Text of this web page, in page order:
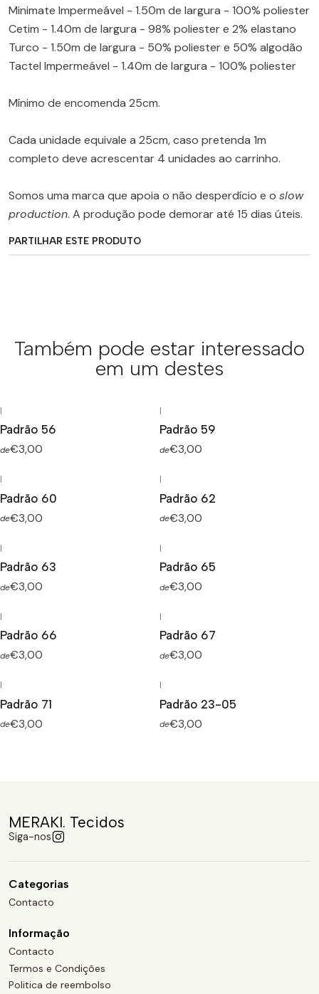
Minimate Impermeável - 1.50m de largura - 100% poliester
Cetim - 1.40m de largura - 98% poliester e 2% elastano
Turco - 1.50m de largura - 50% poliester e 50% algodão
Tactel Impermeável - 1.40m de largura - 100% poliester
Mínimo de encomenda 25cm.
Cada unidade equivale a 25cm, caso pretenda 1m
completo deve acrescentar 4 unidades ao carrinho.
Somos uma marca que apoia o não desperdício e o slow
production. A produção pode demorar até 15 dias úteis.
PARTILHAR ESTE PRODUTO
Também pode estar interessado
em um destes
|
Padrão 56
de€3,00
|
Padrão 59
de€3,00
|
Padrão 60
de€3,00
|
Padrão 62
de€3,00
|
Padrão 63
de€3,00
|
Padrão 65
de€3,00
|
Padrão 66
de€3,00
|
Padrão 67
de€3,00
|
Padrão 71
de€3,00
|
Padrão 23-05
de€3,00
MERAKI. Tecidos
Siga-nos
Categorias
Contacto
Informação
Contacto
Termos e Condições
Politica de reembolso